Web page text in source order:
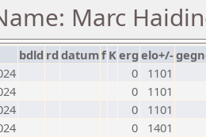
Marc
bdld rd datumf Kerg elo+/-
0
1101
0
1101
0
1101
0
1401